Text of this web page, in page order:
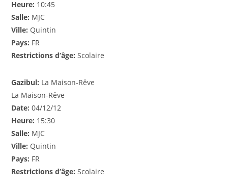
Heure: 10:45
Salle: MJC
Ville: Quintin
Pays: FR
Restrictions d’âge: Scolaire
Gazibul: La Maison-Rêve
La Maison-Rêve
Date: 04/12/12
Heure: 15:30
Salle: MJC
Ville: Quintin
Pays: FR
Restrictions d’âge: Scolaire